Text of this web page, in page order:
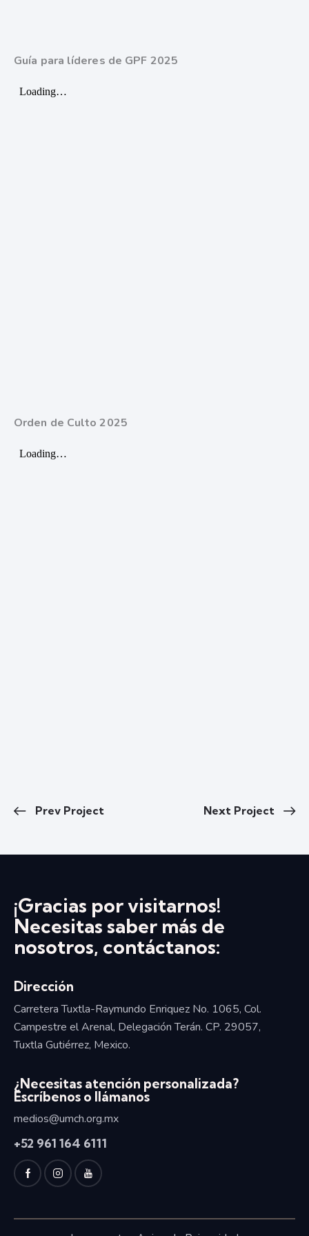
Guía para líderes de GPF 2025
Orden de Culto 2025
Prev Project Next Project
¡Gracias por visitarnos!
Necesitas saber más de
nosotros, contáctanos:
Dirección
Carretera Tuxtla-Raymundo Enriquez No. 1065, Col.
Campestre el Arenal, Delegación Terán. CP. 29057,
Tuxtla Gutiérrez, Mexico.
¿Necesitas atención personalizada?
Escríbenos o llámanos
medios@umch.org.mx
+52 961 164 6111